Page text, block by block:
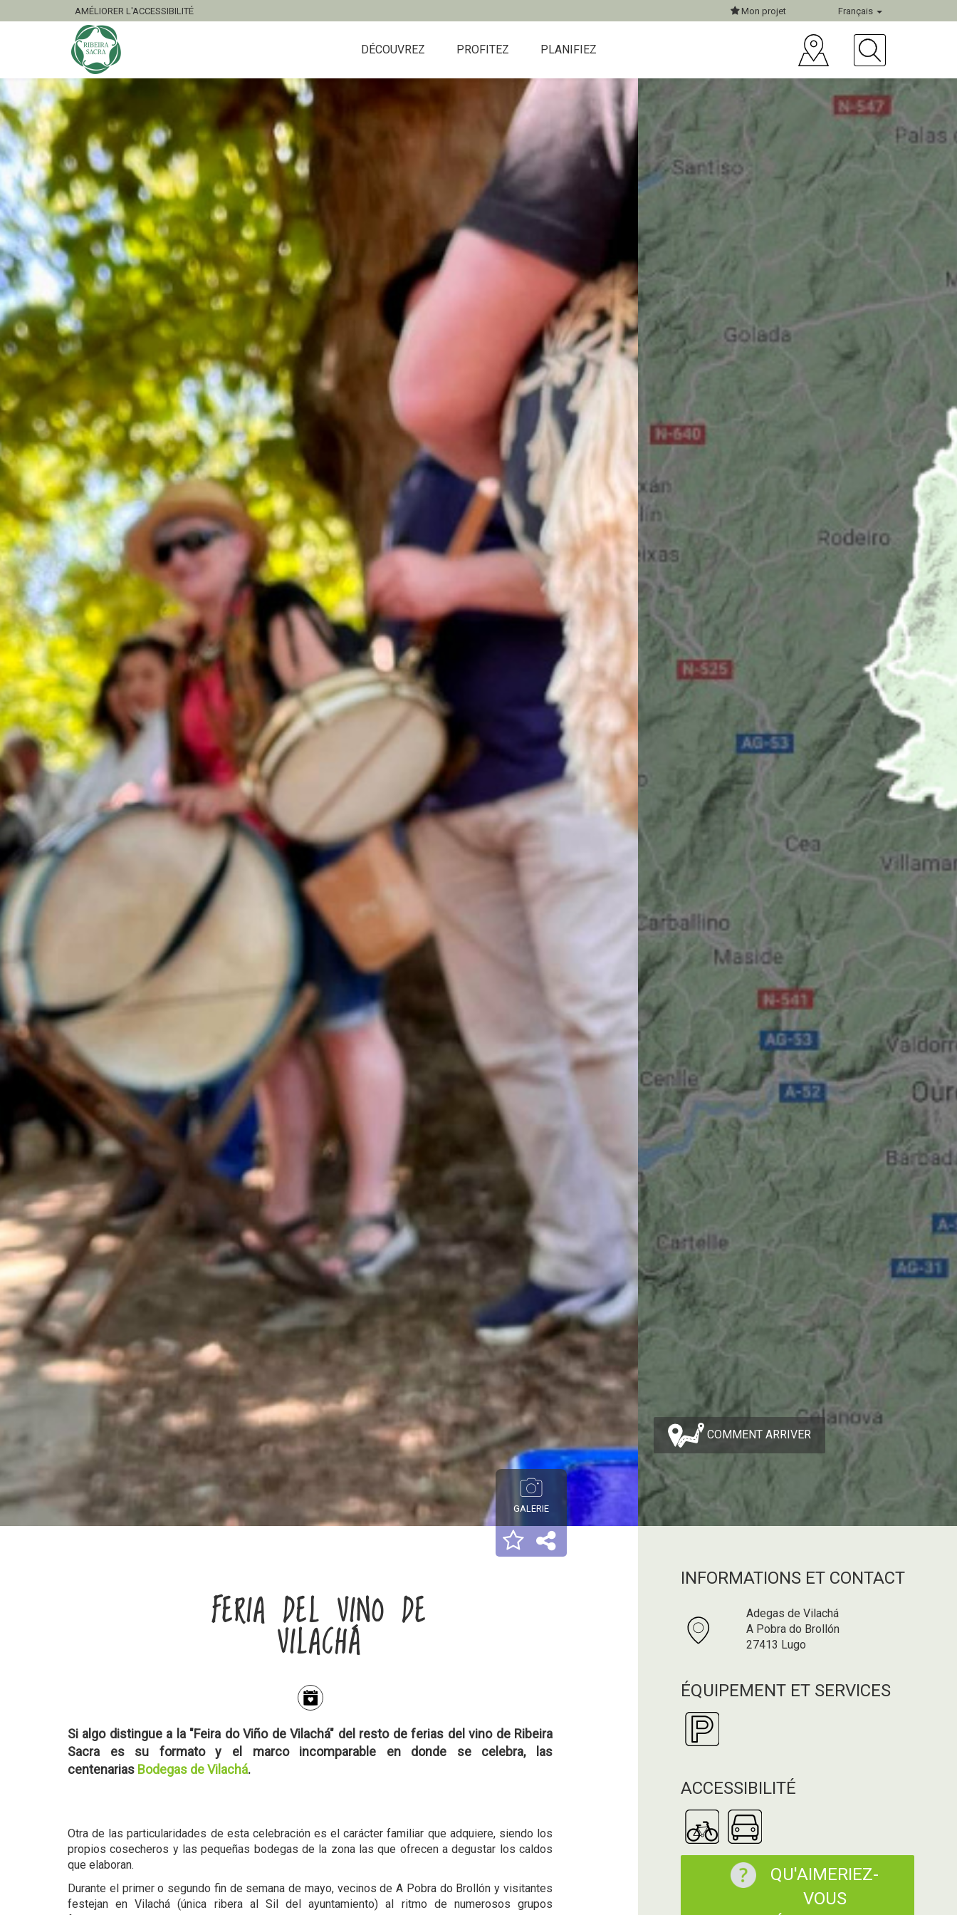
AMÉLIORER L'ACCESSIBILITÉ Mon projet Français
DÉCOUVREZ PROFITEZ PLANIFIEZ
COMMENT ARRIVER
GALERIE
FERIA DEL VINO DE
VILACHÁ
Si algo distingue a la "Feira do Viño de Vilachá" del resto de ferias del vino de Ribeira
Sacra es su formato y el marco incomparable en donde se celebra, las
centenarias Bodegas de Vilachá.
Otra de las particularidades de esta celebración es el carácter familiar que adquiere, siendo los
propios cosecheros y las pequeñas bodegas de la zona las que ofrecen a degustar los caldos
que elaboran.
Durante el primer o segundo fin de semana de mayo, vecinos de A Pobra do Brollón y visitantes
festejan en Vilachá (única ribera al Sil del ayuntamiento) al ritmo de numerosos grupos
INFORMATIONS ET CONTACT
Adegas de Vilachá
A Pobra do Brollón
27413 Lugo
ÉQUIPEMENT ET SERVICES
ACCESSIBILITÉ
QU'AIMERIEZ-
VOUS